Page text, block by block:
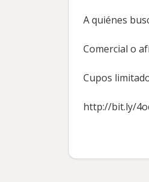
A quiénes
Comercial o
Cupos
http://bit.ly/